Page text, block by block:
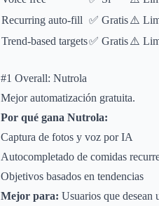
Recurring auto-fill ✅ Gratis⚠️
Trend-based targets✅ Gratis⚠️
#1 Overall: Nutrola
Mejor automatización gratuita.
Por qué gana Nutrola:
Captura de fotos y voz por IA
Autocompletado de comidas
Objetivos basados en tendencias
Mejor para: Usuarios que desean